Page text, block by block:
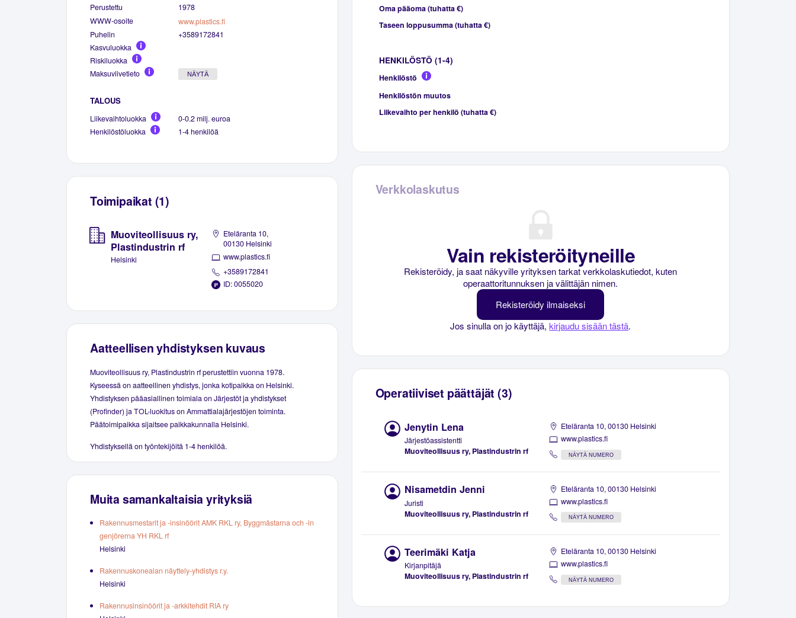
Perustettu
1978
WWW-osoite
www.plastics.fi
Puhelin
+3589172841
Kasvuluokka
Riskiluokka
Maksuviivetieto
NÄYTÄ
TALOUS
Liikevaihtoluokka
0-0.2 milj. euroa
Henkilöstöluokka
1-4 henkilöä
Toimipaikat (1)
Muoviteollisuus ry,
Plastindustrin rf
Helsinki
Eteläranta 10,
00130 Helsinki
www.plastics.fi
+3589172841
ID: 0055020
Aatteellisen yhdistyksen kuvaus
Muoviteollisuus ry, Plastindustrin rf perustettiin vuonna 1978.
Kyseessä on aatteellinen yhdistys, jonka kotipaikka on Helsinki.
Yhdistyksen pääasiallinen toimiala on Järjestöt ja yhdistykset
(Profinder) ja TOL-luokitus on Ammattialajärjestöjen toiminta.
Päätoimipaikka sijaitsee paikkakunnalla Helsinki.
Yhdistyksellä on työntekijöitä 1-4 henkilöä.
Muita samankaltaisia yrityksiä
Rakennusmestarit ja -insinöörit AMK RKL ry, Byggmästarna och -in
genjörerna YH RKL rf
Helsinki
Rakennuskonealan näyttely-yhdistys r.y.
Helsinki
Rakennusinsinöörit ja -arkkitehdit RIA ry
Oma pääoma (tuhatta €)
Taseen loppusumma (tuhatta €)
HENKILÖSTÖ (1-4)
Henkilöstö
Henkilöstön muutos
Liikevaihto per henkilö (tuhatta €)
Verkkolaskutus
Vain rekisteröityneille
Rekisteröidy, ja saat näkyville yrityksen tarkat verkkolaskutiedot, kuten
operaattoritunnuksen ja välittäjän nimen.
Rekisteröidy ilmaiseksi
Jos sinulla on jo käyttäjä,kirjaudu sisään tästä.
Operatiiviset päättäjät (3)
Jenytin Lena
Järjestöassistentti
Muoviteollisuus ry, Plastindustrin rf
Eteläranta 10, 00130 Helsinki
www.plastics.fi
NÄYTÄ NUMERO
Nisametdin Jenni
Juristi
Muoviteollisuus ry, Plastindustrin rf
Eteläranta 10, 00130 Helsinki
www.plastics.fi
NÄYTÄ NUMERO
Teerimäki Katja
Kirjanpitäjä
Muoviteollisuus ry, Plastindustrin rf
Eteläranta 10, 00130 Helsinki
www.plastics.fi
NÄYTÄ NUMERO